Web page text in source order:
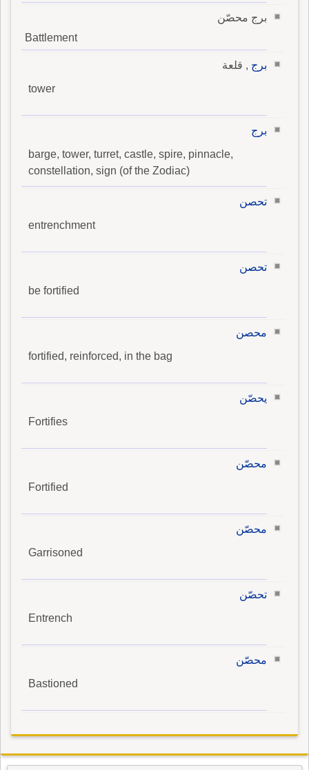
برج محصّن
Battlement
برج , قلعة
tower
برج
barge, tower, turret, castle, spire, pinnacle,
constellation, sign (of the Zodiac)
تحصن
entrenchment
تحصن
be fortified
محصن
fortified, reinforced, in the bag
يحصّن
Fortifies
محصّن
Fortified
محصّن
Garrisoned
تحصّن
Entrench
محصّن
Bastioned